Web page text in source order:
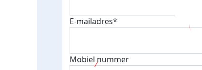
E-mailadres*
Mobiel nummer